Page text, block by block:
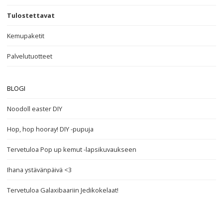
Tulostettavat
Kemupaketit
Palvelutuotteet
BLOGI
Noodoll easter DIY
Hop, hop hooray! DIY -pupuja
Tervetuloa Pop up kemut -lapsikuvaukseen
Ihana ystävänpäivä <3
Tervetuloa Galaxibaariin Jedikokelaat!